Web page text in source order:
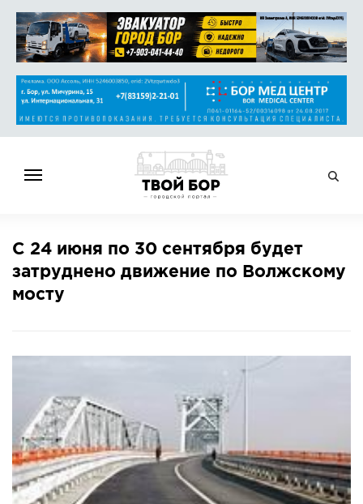
НОВОСТИ
СПРАВОЧНИК
АФИША
КАМЕРЫ
КОНКУРСЫ
СТАТЬИ
ГОЛОСОВАНИЯ
С 24 июня по 30 сентября будет
затруднено движение по Волжскому
мосту